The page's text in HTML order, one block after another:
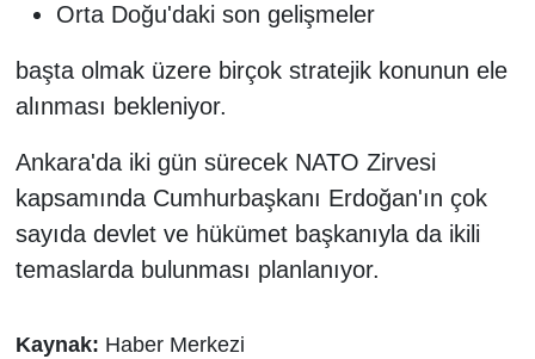
Orta Doğu'daki son gelişmeler
başta olmak üzere birçok stratejik konunun ele
alınması bekleniyor.
Ankara'da iki gün sürecek NATO Zirvesi
kapsamında Cumhurbaşkanı Erdoğan'ın çok
sayıda devlet ve hükümet başkanıyla da ikili
temaslarda bulunması planlanıyor.
Kaynak: Haber Merkezi